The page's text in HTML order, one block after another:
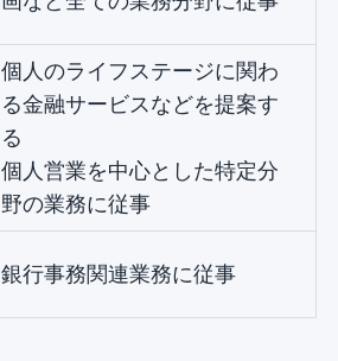
個人のライフステージに関わ
る金融サービスなどを提案す
る
個人営業を中心とした特定分
野の業務に従事
銀行事務関連業務に従事